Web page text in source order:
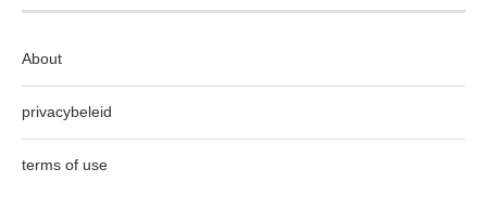
About
privacybeleid
terms of use